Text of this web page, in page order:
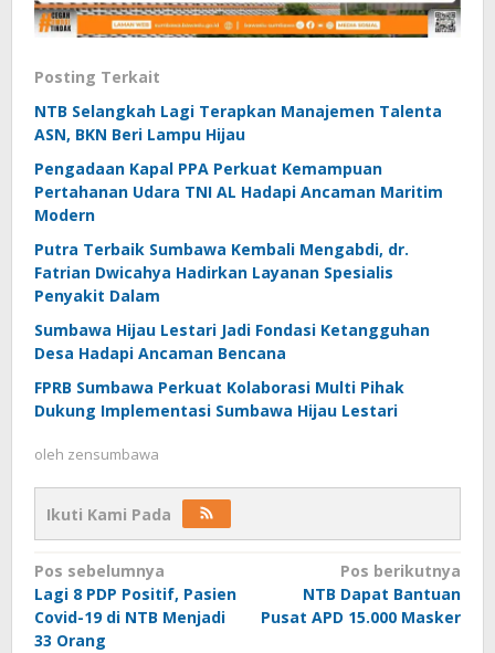
Posting Terkait
NTB Selangkah Lagi Terapkan Manajemen Talenta
ASN, BKN Beri Lampu Hijau
Pengadaan Kapal PPA Perkuat Kemampuan
Pertahanan Udara TNI AL Hadapi Ancaman Maritim
Modern
Putra Terbaik Sumbawa Kembali Mengabdi, dr.
Fatrian Dwicahya Hadirkan Layanan Spesialis
Penyakit Dalam
Sumbawa Hijau Lestari Jadi Fondasi Ketangguhan
Desa Hadapi Ancaman Bencana
FPRB Sumbawa Perkuat Kolaborasi Multi Pihak
Dukung Implementasi Sumbawa Hijau Lestari
oleh zensumbawa
Ikuti Kami Pada
Navigasi
pos
Pos sebelumnya
Lagi 8 PDP Positif, Pasien
Covid-19 di NTB Menjadi
33 Orang
Pos berikutnya
NTB Dapat Bantuan
Pusat APD 15.000 Masker